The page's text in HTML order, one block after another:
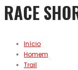
RACE
Início
Homem
Trail